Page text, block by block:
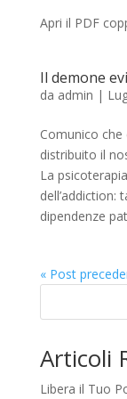
Apri il PDF
Il demone
da admin |
Comunico
distribuito il
La
dell’addiction:
dipendenze
« Post
Articoli
Libera il Tuo